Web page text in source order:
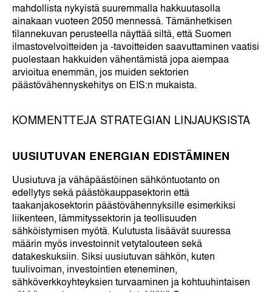
mahdollista nykyistä suuremmalla hakkuutasolla
ainakaan vuoteen 2050 mennessä. Tämänhetkisen
tilannekuvan perusteella näyttää siltä, että Suomen
ilmastovelvoitteiden ja -tavoitteiden saavuttaminen vaatisi
puolestaan hakkuiden vähentämistä jopa aiempaa
arvioitua enemmän, jos muiden sektorien
päästövähennyskehitys on EIS:n mukaista.
KOMMENTTEJA STRATEGIAN LINJAUKSISTA
UUSIUTUVAN ENERGIAN EDISTÄMINEN
Uusiutuva ja vähäpäästöinen sähköntuotanto on
edellytys sekä päästökauppasektorin että
taakanjakosektorin päästövähennyksille esimerkiksi
liikenteen, lämmityssektorin ja teollisuuden
sähköistymisen myötä. Kulutusta lisäävät suuressa
määrin myös investoinnit vetytalouteen sekä
datakeskuksiin. Siksi uusiutuvan sähkön, kuten
tuulivoiman, investointien eteneminen,
sähköverkkoyhteyksien turvaaminen ja kohtuuhintaisen